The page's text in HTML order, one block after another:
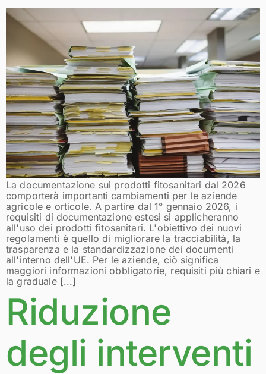
La documentazione sui prodotti fitosanitari dal 2026
comporterà importanti cambiamenti per le aziende
agricole e orticole. A partire dal 1° gennaio 2026, i
requisiti di documentazione estesi si applicheranno
all'uso dei prodotti fitosanitari. L'obiettivo dei nuovi
regolamenti è quello di migliorare la tracciabilità, la
trasparenza e la standardizzazione dei documenti
all'interno dell'UE. Per le aziende, ciò significa
maggiori informazioni obbligatorie, requisiti più chiari e
la graduale [...]
Riduzione
degli interventi